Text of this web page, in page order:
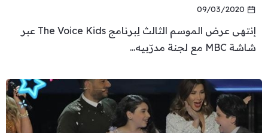
09/03/2020
إنتهى عرض الموسم الثالث لِبرنامج The Voice Kids عبر
شاشة MBC مع لجنة مدرّبيه...